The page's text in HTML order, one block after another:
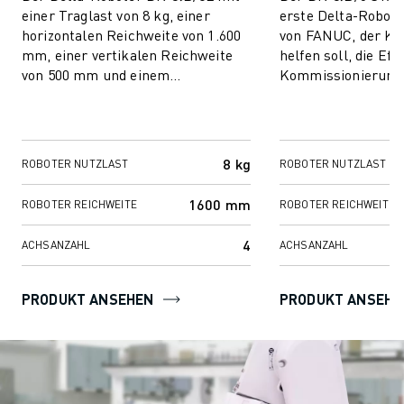
einer Traglast von 8 kg, einer
horizontalen Reichweite von 1.600
mm, einer vertikalen Reichweite
von 500 mm und einem
ROBOTER NUTZLAST 8 kg
ROBOTER REICHWEITE 1600 mm
ACHSANZAHL 4
PRODUKT ANSEHEN
erste Delta-
von FANUC, der
helfen soll, die
ROBOTER NUTZLAST
ROBOTER REICHWEITE
ACHSANZAHL
PRODUKT